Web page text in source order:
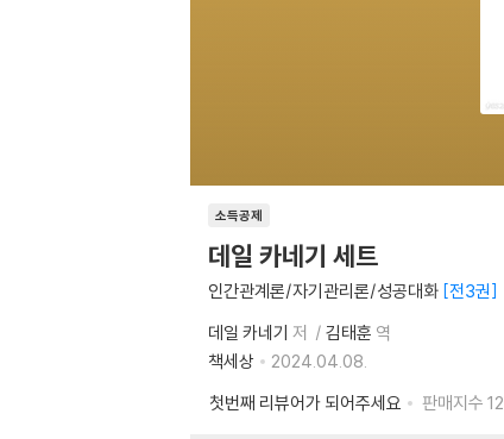
소득공제
데일 카네기 세트
인간관계론/자기관리론/성공대화 전3권
데일 카네기 저 김태훈 역
책세상
2024.04.08.
첫번째 리뷰어가 되어주세요
판매지수 12